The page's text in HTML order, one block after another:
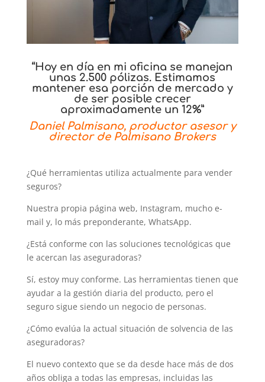
“Hoy en día en mi oficina se manejan
unas 2.500 pólizas. Estimamos
mantener esa porción de mercado y
de ser posible crecer
aproximadamente un 12%”
Daniel Palmisano, productor asesor y
director de Palmisano Brokers
¿Qué herramientas utiliza actualmente para vender
seguros?
Nuestra propia página web, Instagram, mucho e-
mail y, lo más preponderante, WhatsApp.
¿Está conforme con las soluciones tecnológicas que
le acercan las aseguradoras?
Sí, estoy muy conforme. Las herramientas tienen que
ayudar a la gestión diaria del producto, pero el
seguro sigue siendo un negocio de personas.
¿Cómo evalúa la actual situación de solvencia de las
aseguradoras?
El nuevo contexto que se da desde hace más de dos
años obliga a todas las empresas, incluidas las